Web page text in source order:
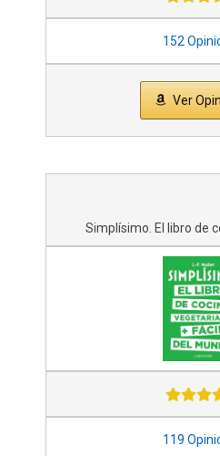
152
Ver
Simplísimo. El libro de
119